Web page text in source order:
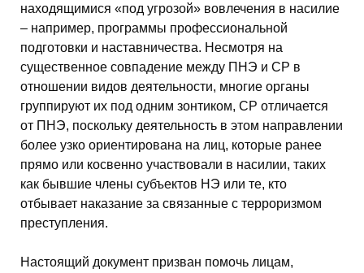
находящимися «под угрозой» вовлечения в насилие
– например, программы профессиональной
подготовки и наставничества. Несмотря на
существенное совпадение между ПНЭ и СР в
отношении видов деятельности, многие органы
группируют их под одним зонтиком, СР отличается
от ПНЭ, поскольку деятельность в этом направлении
более узко ориентирована на лиц, которые ранее
прямо или косвенно участвовали в насилии, таких
как бывшие члены субъектов НЭ или те, кто
отбывает наказание за связанные с терроризмом
преступления.
Настоящий документ призван помочь лицам,